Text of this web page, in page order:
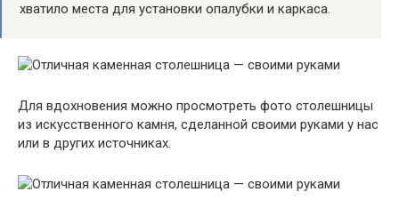
хватило места для установки опалубки и каркаса.
Для вдохновения можно просмотреть фото столешницы
из искусственного камня, сделанной своими руками у нас
или в других источниках.